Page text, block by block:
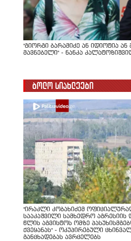
"გიორგი ბარამიძე ან იდიოტია
მავნებელი" - ნანკა
ბოლო სიახლეები
"ირაკლი კობახიძემ
სააკაშვილი სამხედრო აგრესიის
წლის აგვისტოს ომზე
ქვეყანას" - ოკუპირებული
განცხადებას ავრცელებს